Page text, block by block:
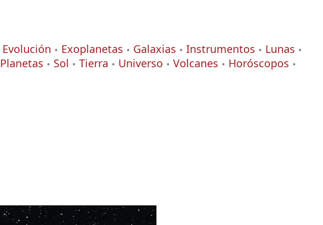
Evolución Exoplanetas Galaxias Instrumentos
Lunas
Planetas Sol Tierra Universo Volcanes
Horóscopos